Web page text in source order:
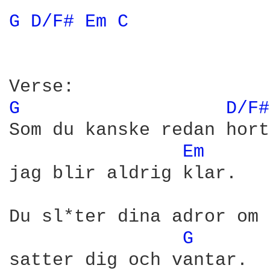
G D/F# Em C
G
D/
Som du kanske redan
Em
jag blir aldrig klar.
Du sl*ter dina adror om
G
satter dig och vantar.